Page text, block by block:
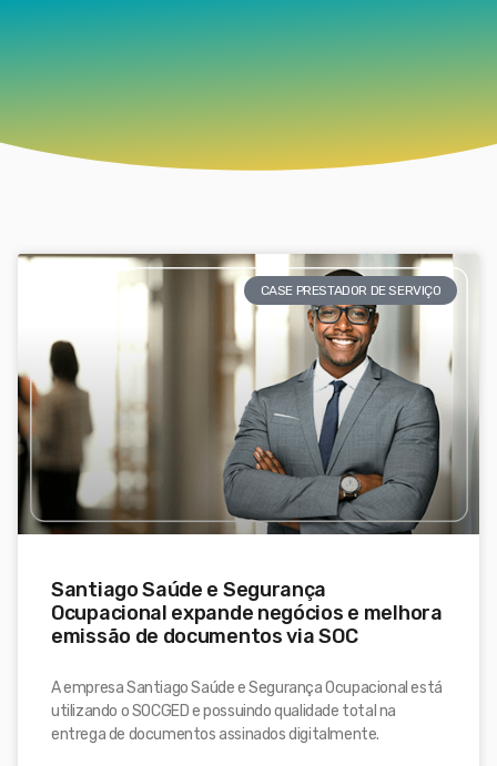
CASE PRESTADOR DE SERVIÇO
Santiago Saúde e Segurança
Ocupacional expande negócios e melhora
emissão de documentos via SOC
A empresa Santiago Saúde e Segurança Ocupacional está
utilizando o SOCGED e possuindo qualidade total na
entrega de documentos assinados digitalmente.